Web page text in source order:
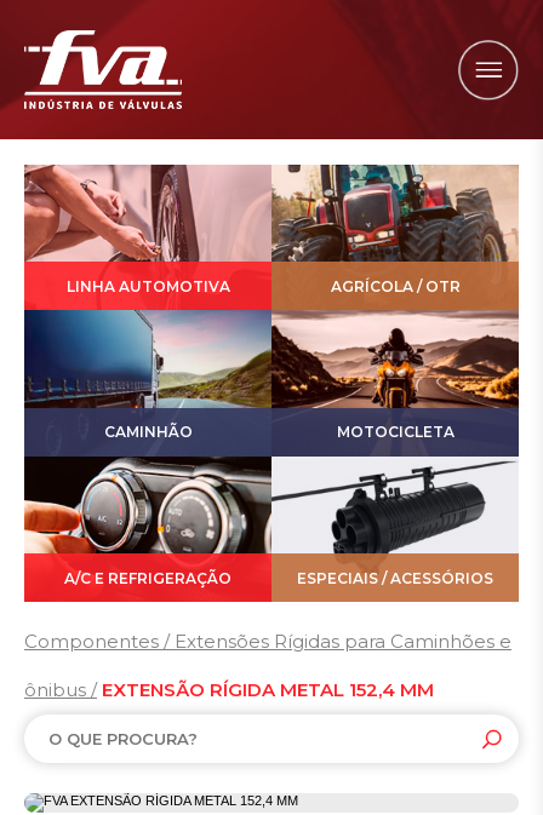
LINHA AUTOMOTIVA AGRÍCOLA / OTR
CAMINHÃO MOTOCICLETA
A/C E REFRIGERAÇÃO ESPECIAIS / ACESSÓRIOS
Componentes / Extensões Rígidas para Caminhões e
ônibus / EXTENSÃO RÍGIDA METAL 152,4 MM